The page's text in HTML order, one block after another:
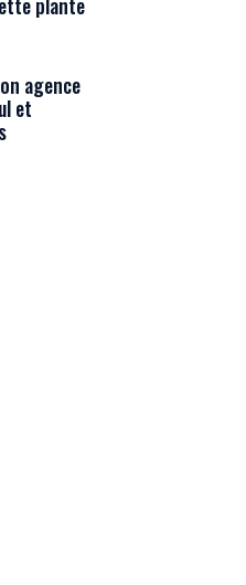
agence
et